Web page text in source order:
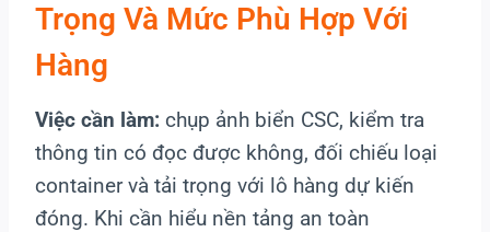
Trọng Và Mức Phù Hợp Với
Hàng
Việc cần làm: chụp ảnh biển CSC, kiểm tra
thông tin có đọc được không, đối chiếu loại
container và tải trọng với lô hàng dự kiến
đóng. Khi cần hiểu nền tảng an toàn